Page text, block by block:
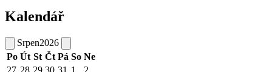
Kalendář
Srpen2026
Po Út St Čt Pá So Ne
27 28 29 30 31 1
2